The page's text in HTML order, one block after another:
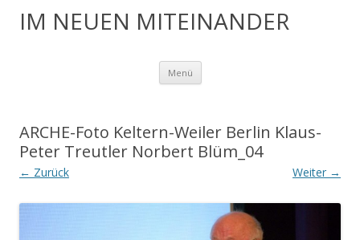
IM NEUEN MITEINANDER
Menü Zum
springen
ARCHE-Foto Keltern-Weiler Berlin Klaus-
Peter Treutler Norbert Blüm_04
← Zurück Weiter →